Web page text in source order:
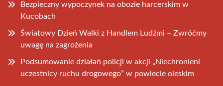
Bezpieczny wypoczynek na obozie harcerskim w
Kucobach
Światowy Dzień Walki z Handlem Ludźmi – Zwróćmy
uwagę na zagrożenia
Podsumowanie działań policji w akcji „Niechronieni
uczestnicy ruchu drogowego” w powiecie oleskim